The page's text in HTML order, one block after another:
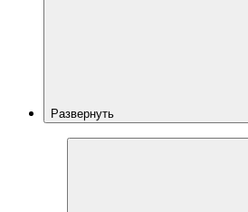
Развернуть